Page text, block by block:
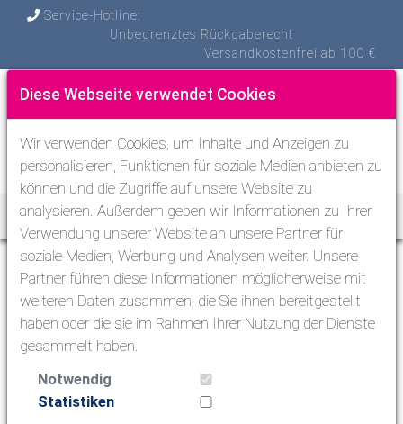
Service-Hotline:
Unbegrenztes Rückgaberecht
Versandkostenfrei ab 100 €
Toggle
Impressum
Adresse
www.tauchdiscount.de
Paulstr. 24
10557 Berlin
Deutschland
Diese Webseite verwendet Cookies
Wir verwenden Cookies, um Inhalte und Anzeigen zu
personalisieren, Funktionen für soziale Medien anbieten zu
können und die Zugriffe auf unsere Website zu
analysieren. Außerdem geben wir Informationen zu Ihrer
Verwendung unserer Website an unsere Partner für
soziale Medien, Werbung und Analysen weiter. Unsere
Partner führen diese Informationen möglicherweise mit
weiteren Daten zusammen, die Sie ihnen bereitgestellt
haben oder die sie im Rahmen Ihrer Nutzung der Dienste
gesammelt haben.
Notwendig
Statistiken